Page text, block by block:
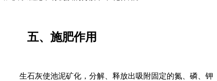
五、施肥作用
生石灰使池泥矿化，分解、释放出吸附固定的氮、磷、钾